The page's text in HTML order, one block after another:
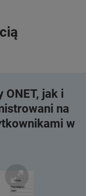
jak i
na
w